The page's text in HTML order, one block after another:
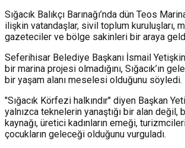
Sığacık Balıkçı Barınağı’nda dün Teos
ilişkin vatandaşlar, sivil toplum kuruluşları,
gazeteciler ve bölge sakinleri bir araya
Seferihisar Belediye Başkanı İsmail
bir marina projesi olmadığını, Sığacık’ın
bir yaşam alanı meselesi olduğunu söyledi.
"Sığacık Körfezi halkındır" diyen Başkan
yalnızca teknelerin yanaştığı bir alan değil,
kaynağı, üretici kadınların emeği,
çocukların geleceği olduğunu vurguladı.